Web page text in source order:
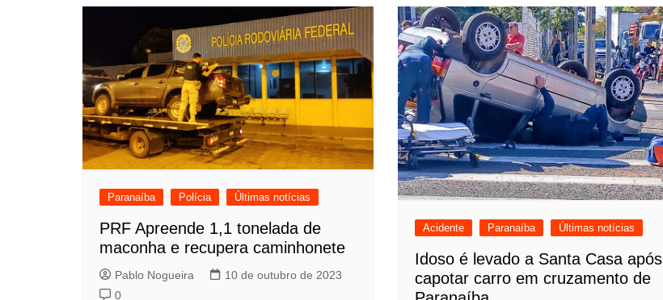
Paranaíba Polícia Últimas notícias
PRF Apreende 1,1 tonelada de
maconha e recupera caminhonete
Pablo Nogueira
10 de outubro de 2023
0
Acidente Paranaíba Últimas notícias
Idoso é levado a Santa Casa após
capotar carro em cruzamento de